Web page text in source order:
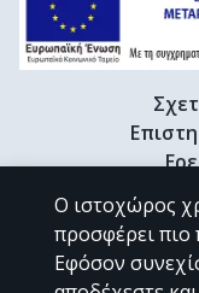
Διδακτορικές
Ο ιστοχώρος
προσφέρει πιο
Εφόσον